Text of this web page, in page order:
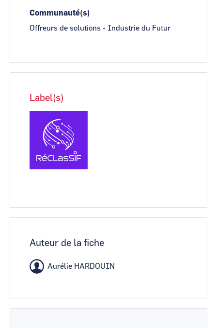
Communauté(s)
Offreurs de solutions - Industrie du Futur
Label(s)
Auteur de la fiche
Aurélie HARDOUIN